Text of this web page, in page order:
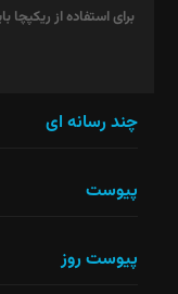
نباید
چند رسانه ای
پیوست
پیوست روز